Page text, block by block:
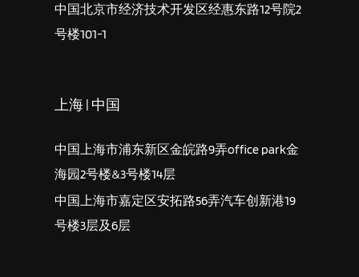
中国北京市经济技术开发区经惠东路12号院2
号楼101-1
上海 | 中国
中国上海市浦东新区金皖路9弄office park金
海园2号楼&3号楼14层
中国上海市嘉定区安拓路56弄汽车创新港19
号楼3层及6层